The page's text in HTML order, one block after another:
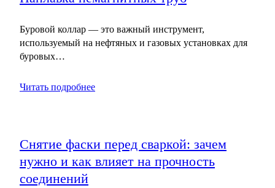
Буровой коллар — это важный инструмент,
используемый на нефтяных и газовых установках для
буровых…
Читать подробнее
Снятие фаски перед сваркой: зачем
нужно и как влияет на прочность
соединений